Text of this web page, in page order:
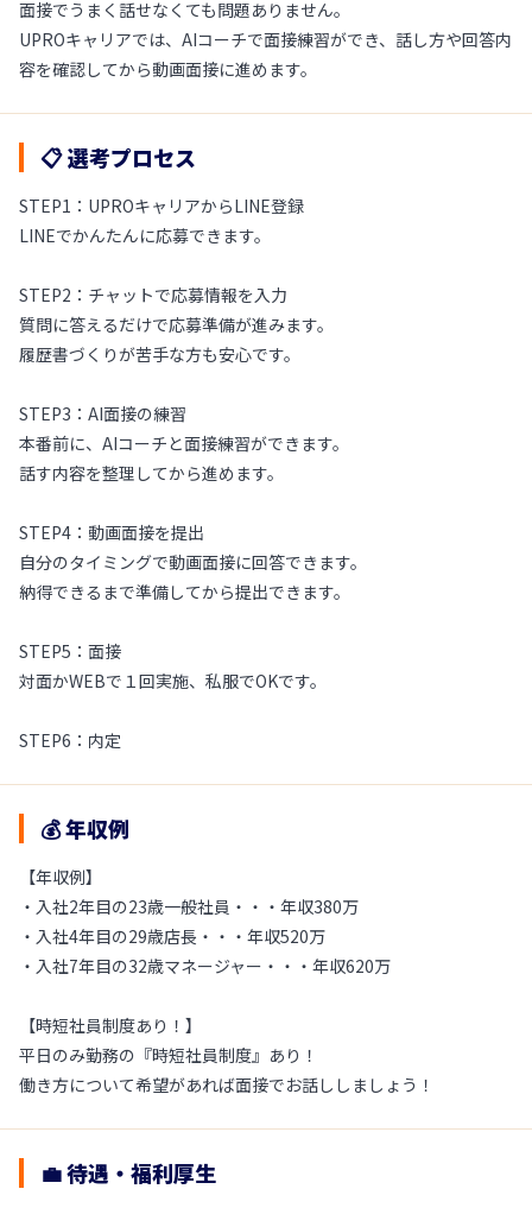
面接でうまく話せなくても問題ありません。
UPROキャリアでは、AIコーチで面接練習ができ、話し方や回答内
容を確認してから動画面接に進めます。
📋 選考プロセス
STEP1：UPROキャリアからLINE登録
LINEでかんたんに応募できます。
STEP2：チャットで応募情報を入力
質問に答えるだけで応募準備が進みます。
履歴書づくりが苦手な方も安心です。
STEP3：AI面接の練習
本番前に、AIコーチと面接練習ができます。
話す内容を整理してから進めます。
STEP4：動画面接を提出
自分のタイミングで動画面接に回答できます。
納得できるまで準備してから提出できます。
STEP5：面接
対面かWEBで１回実施、私服でOKです。
STEP6：内定
💰 年収例
【年収例】
・入社2年目の23歳一般社員・・・年収380万
・入社4年目の29歳店長・・・年収520万
・入社7年目の32歳マネージャー・・・年収620万
【時短社員制度あり！】
平日のみ勤務の『時短社員制度』あり！
働き方について希望があれば面接でお話ししましょう！
💼 待遇・福利厚生